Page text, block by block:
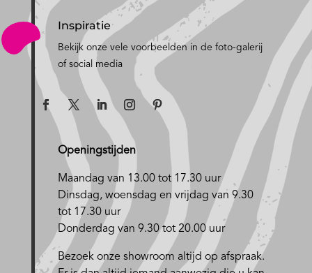
Inspiratie
Bekijk onze vele voorbeelden in de foto-galerij
of social media
Openingstijden
Maandag van 13.00 tot 17.30 uur
Dinsdag, woensdag en vrijdag van 9.30
tot 17.30 uur
Donderdag van 9.30 tot 20.00 uur
Bezoek onze showroom altijd op afspraak.